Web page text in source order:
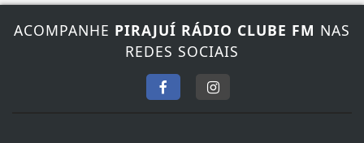
ACOMPANHEPIRAJUÍ RÁDIO CLUBE FMNAS
REDES SOCIAIS